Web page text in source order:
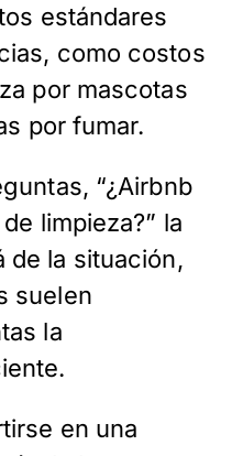
estándares
como costos
por mascotas
por fumar.
“¿Airbnb
limpieza?” la
de la situación,
suelen
la
en una